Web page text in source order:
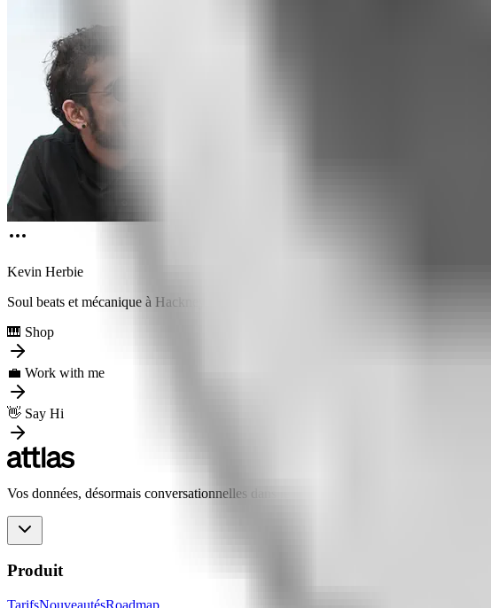
Kevin Herbie
Soul beats et mécanique à Hackney
🎹 Shop
💼 Work with me
👋 Say Hi
Vos données, désormais conversationnelles dans le monde entier.
Produit
TarifsNouveautésRoadmap